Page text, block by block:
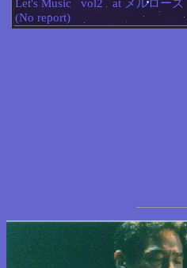
Let's Music vol2 at メルローズ
(No report)